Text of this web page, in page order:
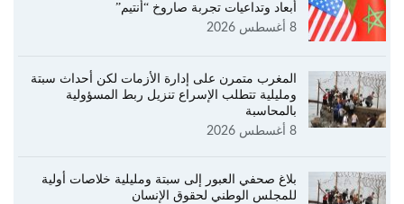
أبعاد وتداعيات تجربة صاروخ “أنتيم”
8 أغسطس 2026
المغرب متمرن على إدارة الأزمات لكن أحداث سبتة
ومليلية تتطلب الإسراع تنزيل ربط المسؤولية
بالمحاسبة
8 أغسطس 2026
بلاغ صحفي العبور إلى سبتة ومليلية خلاصات أولية
للمجلس الوطني لحقوق الإنسان